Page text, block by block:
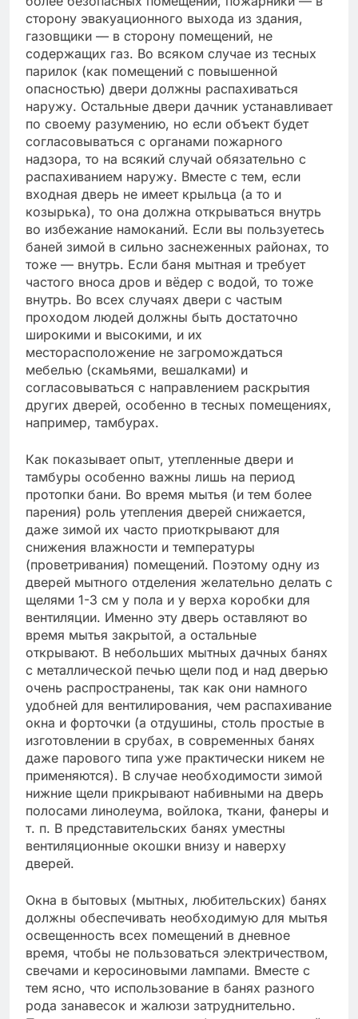
сторону эвакуационного выхода из здания,
газовщики — в сторону помещений, не
содержащих газ. Во всяком случае из тесных
парилок (как помещений с повышенной
опасностью) двери должны распахиваться
наружу. Остальные двери дачник устанавливает
по своему разумению, но если объект будет
согласовываться с органами пожарного
надзора, то на всякий случай обязательно с
распахиванием наружу. Вместе с тем, если
входная дверь не имеет крыльца (а то и
козырька), то она должна открываться внутрь
во избежание намоканий. Если вы пользуетесь
баней зимой в сильно заснеженных районах, то
тоже — внутрь. Если баня мытная и требует
частого вноса дров и вёдер с водой, то тоже
внутрь. Во всех случаях двери с частым
проходом людей должны быть достаточно
широкими и высокими, и их
месторасположение не загромождаться
мебелью (скамьями, вешалками) и
согласовываться с направлением раскрытия
других дверей, особенно в тесных помещениях,
например, тамбурах.
Как показывает опыт, утепленные двери и
тамбуры особенно важны лишь на период
протопки бани. Во время мытья (и тем более
парения) роль утепления дверей снижается,
даже зимой их часто приоткрывают для
снижения влажности и температуры
(проветривания) помещений. Поэтому одну из
дверей мытного отделения желательно делать с
щелями 1-3 см у пола и у верха коробки для
вентиляции. Именно эту дверь оставляют во
время мытья закрытой, а остальные
открывают. В небольших мытных дачных банях
с металлической печью щели под и над дверью
очень распространены, так как они намного
удобней для вентилирования, чем распахивание
окна и форточки (а отдушины, столь простые в
изготовлении в срубах, в современных банях
даже парового типа уже практически никем не
применяются). В случае необходимости зимой
нижние щели прикрывают набивными на дверь
полосами линолеума, войлока, ткани, фанеры и
т. п. В представительских банях уместны
вентиляционные окошки внизу и наверху
дверей.
Окна в бытовых (мытных, любительских) банях
должны обеспечивать необходимую для мытья
освещенность всех помещений в дневное
время, чтобы не пользоваться электричеством,
свечами и керосиновыми лампами. Вместе с
тем ясно, что использование в банях разного
рода занавесок и жалюзи затруднительно.